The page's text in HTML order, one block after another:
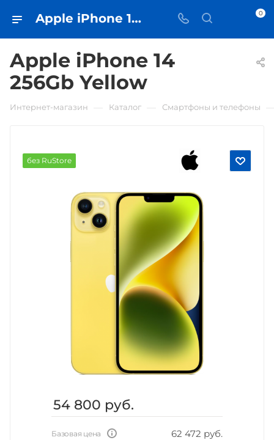
Apple iPhone 14 256Gb Yellow • купить в Самаре - iЧехол 0
Apple iPhone 14
256Gb Yellow
Интернет-магазин Каталог Смартфоны и телефоны
без RuStore
54 800 руб.
Базовая цена 62 472 руб.